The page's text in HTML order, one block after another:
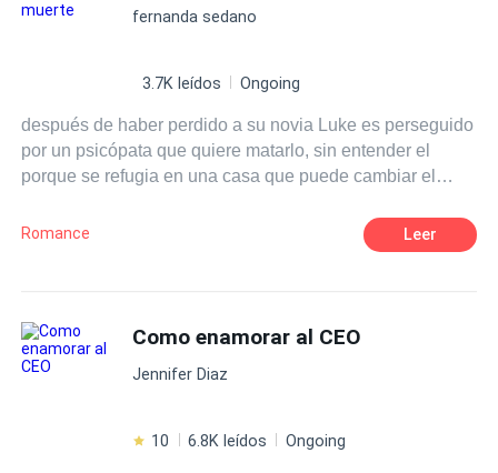
Inspirada nos clássicos de Jeff Lindsay e Thomas Harris,
Morgan com o Dr. Hannibal Lecter - o canibal. Os dois
uma mesma realidade! Será capaz Dexter pôr em sua
mesa um dos maiores vilões da literatura? Ou nesta
caçada ele encontrará o verdadeiro mal que o levará para
evidências!
fernanda sedano
3.7K leídos Ongoing
después de haber perdido a su novia Luke es perseguido
por un psicópata que quiere matarlo, sin entender el
porque se refugia en una casa que puede cambiar el
la lista de la muerte no hay forma de escapar
Romance Leer
Como enamorar al CEO
Jennifer Diaz
10 6.8K leídos Ongoing